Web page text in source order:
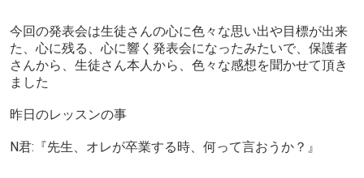
今回の発表会は生徒さんの心に色々な思い出や目標が出来
た、心に残る、心に響く発表会になったみたいで、保護者
さんから、生徒さん本人から、色々な感想を聞かせて頂き
ました
昨日のレッスンの事
N君:『先生、オレが卒業する時、何って言おうか？』